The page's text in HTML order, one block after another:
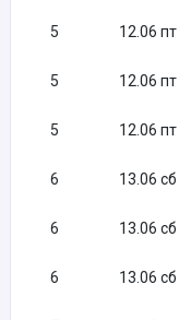
5 12.06 пт
5 12.06 пт
5 12.06 пт
6 13.06 сб
6 13.06 сб
6 13.06 сб